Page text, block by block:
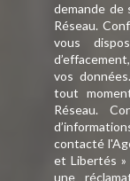
demande de
Réseau.
vous
vos
tout
Réseau.
contacté
et Libertés »
une